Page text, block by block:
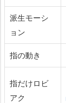
派生モーシ
ョン
指の動き
指だけロビ
アク